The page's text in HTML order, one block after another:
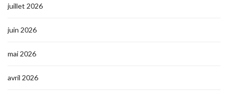
juillet 2026
juin 2026
mai 2026
avril 2026